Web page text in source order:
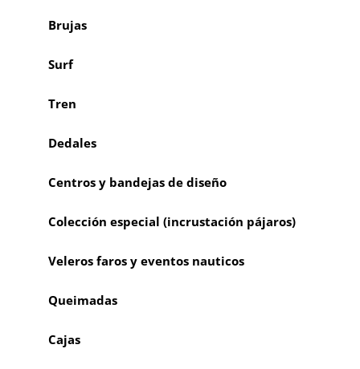
Brujas
Surf
Tren
Dedales
Centros y bandejas de diseño
Colección especial (incrustación pájaros)
Veleros faros y eventos nauticos
Queimadas
Cajas